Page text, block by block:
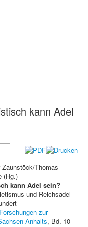
kann Adel
Zaunstöck/Thomas
(Hg.)
kann Adel sein?
und Reichsadel
zur
Anhalts, Bd. 10